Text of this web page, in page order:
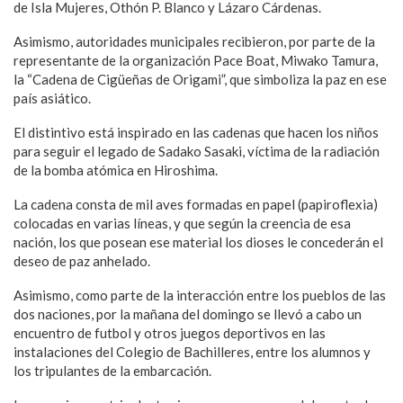
de Isla Mujeres, Othón P. Blanco y Lázaro Cárdenas.
Asimismo, autoridades municipales recibieron, por parte de la
representante de la organización Pace Boat, Miwako Tamura,
la “Cadena de Cigüeñas de Origami”, que simboliza la paz en ese
país asiático.
El distintivo está inspirado en las cadenas que hacen los niños
para seguir el legado de Sadako Sasaki, víctima de la radiación
de la bomba atómica en Hiroshima.
La cadena consta de mil aves formadas en papel (papiroflexia)
colocadas en varias líneas, y que según la creencia de esa
nación, los que posean ese material los dioses le concederán el
deseo de paz anhelado.
Asimismo, como parte de la interacción entre los pueblos de las
dos naciones, por la mañana del domingo se llevó a cabo un
encuentro de futbol y otros juegos deportivos en las
instalaciones del Colegio de Bachilleres, entre los alumnos y
los tripulantes de la embarcación.